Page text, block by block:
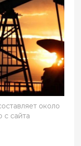
около
с сайта